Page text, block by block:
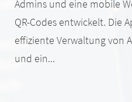
Admins und eine mobile
QR-Codes entwickelt. Die
effiziente Verwaltung von
und ein...